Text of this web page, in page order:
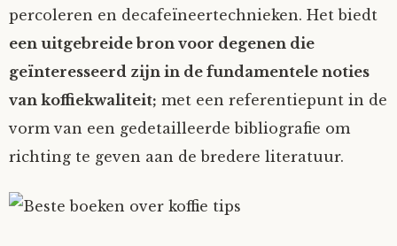
percoleren en decafeïneertechnieken. Het biedt
een uitgebreide bron voor degenen die
geïnteresseerd zijn in de fundamentele noties
van koffiekwaliteit; met een referentiepunt in de
vorm van een gedetailleerde bibliografie om
richting te geven aan de bredere literatuur.